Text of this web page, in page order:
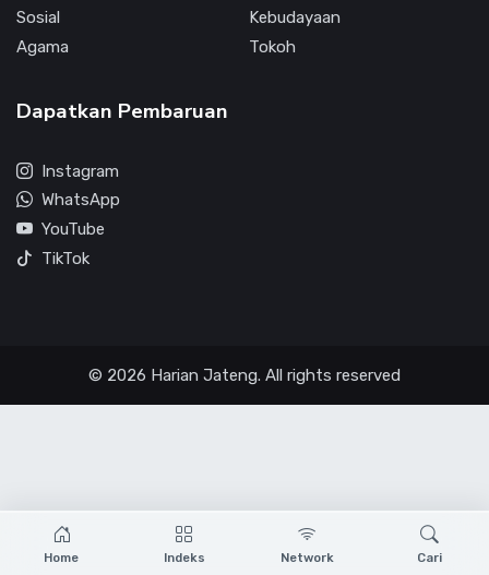
Home Indeks Network Cari
Sosial
Agama
Kebudayaan
Tokoh
Dapatkan Pembaruan
Instagram
WhatsApp
YouTube
TikTok
© 2026 Harian Jateng. All rights reserved